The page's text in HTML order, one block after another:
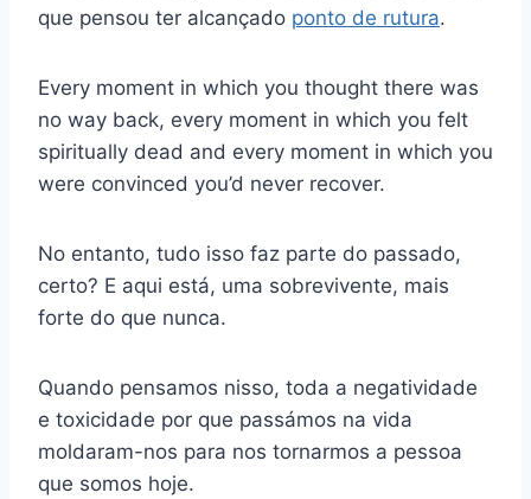
que pensou ter alcançado ponto de rutura.
Every moment in which you thought there was
no way back, every moment in which you felt
spiritually dead and every moment in which you
were convinced you’d never recover.
No entanto, tudo isso faz parte do passado,
certo? E aqui está, uma sobrevivente, mais
forte do que nunca.
Quando pensamos nisso, toda a negatividade
e toxicidade por que passámos na vida
moldaram-nos para nos tornarmos a pessoa
que somos hoje.